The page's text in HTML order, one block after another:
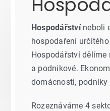
Hospodářství neboli
hospodaření
Hospodářství
a podnikové.
domácnosti,
Rozeznáváme 4